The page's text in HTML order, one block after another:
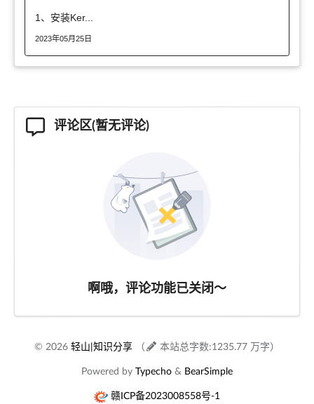
1、安装Ker...
2023年05月25日
评论区(暂无评论)
啊哦，评论功能已关闭～
© 2026轻山|知识分享 （ 本站总字数:1235.77 万字）
Powered by Typecho & BearSimple
赣ICP备2023008558号-1